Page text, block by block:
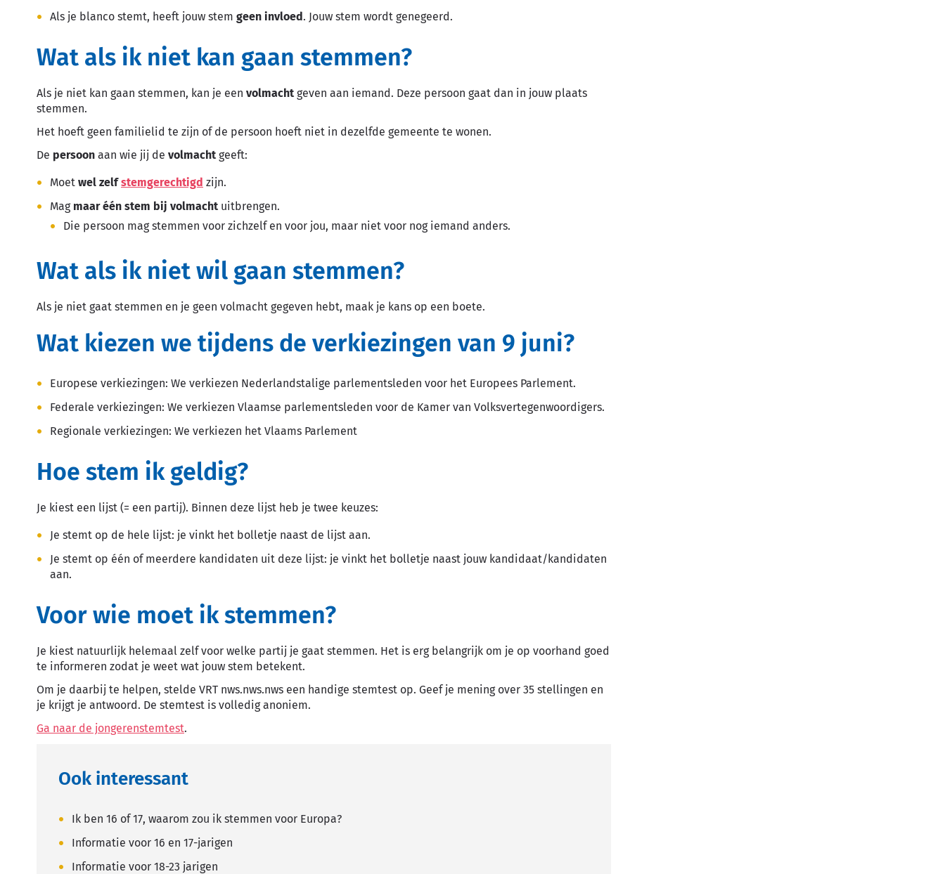
Als je blanco stemt, heeft jouw stem geen invloed. Jouw stem wordt genegeerd.
Wat als ik niet kan gaan stemmen?
Als je niet kan gaan stemmen, kan je een volmacht geven aan iemand. Deze persoon gaat dan in jouw plaats
stemmen.
Het hoeft geen familielid te zijn of de persoon hoeft niet in dezelfde gemeente te wonen.
De persoon aan wie jij de volmacht geeft:
Moet wel zelf stemgerechtigd zijn.
Mag maar één stem bij volmacht uitbrengen.
Die persoon mag stemmen voor zichzelf en voor jou, maar niet voor nog iemand anders.
Wat als ik niet wil gaan stemmen?
Als je niet gaat stemmen en je geen volmacht gegeven hebt, maak je kans op een boete.
Wat kiezen we tijdens de verkiezingen van 9 juni?
Europese verkiezingen: We verkiezen Nederlandstalige parlementsleden voor het Europees Parlement.
Federale verkiezingen: We verkiezen Vlaamse parlementsleden voor de Kamer van Volksvertegenwoordigers.
Regionale verkiezingen: We verkiezen het Vlaams Parlement
Hoe stem ik geldig?
Je kiest een lijst (= een partij). Binnen deze lijst heb je twee keuzes:
Je stemt op de hele lijst: je vinkt het bolletje naast de lijst aan.
Je stemt op één of meerdere kandidaten uit deze lijst: je vinkt het bolletje naast jouw kandidaat/kandidaten
aan.
Voor wie moet ik stemmen?
Je kiest natuurlijk helemaal zelf voor welke partij je gaat stemmen. Het is erg belangrijk om je op voorhand goed
te informeren zodat je weet wat jouw stem betekent.
Om je daarbij te helpen, stelde VRT nws.nws.nws een handige stemtest op. Geef je mening over 35 stellingen en
je krijgt je antwoord. De stemtest is volledig anoniem.
Ga naar de jongerenstemtest.
Ook interessant
Ik ben 16 of 17, waarom zou ik stemmen voor Europa?
Informatie voor 16 en 17-jarigen
Informatie voor 18-23 jarigen